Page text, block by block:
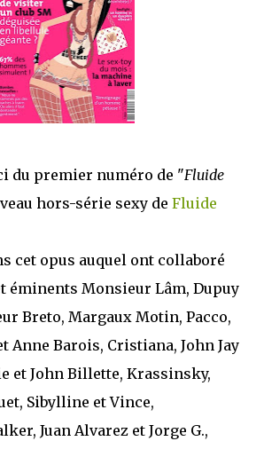
et appréciait Olivier. Marlowe découvre une ville qu’il
par la méfiance, la peur et le rigorisme de la Ligue,
et de vieilles rancœurs. La Dame d...
du premier numéro de "Fluide
hors-série sexy de Fluide
cet opus auquel ont collaboré
éminents Monsieur Lâm, Dupuy
Breto, Margaux Motin, Pacco,
Anne Barois, Cristiana, John Jay
et John Billette, Krassinsky,
Sibylline et Vince,
Juan Alvarez et Jorge G.,